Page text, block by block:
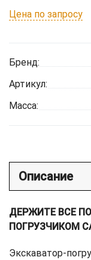
Цена по запросу
Бренд:
Артикул:
Масса:
Описание
ДЕРЖИТЕ ВСЕ
ПОГРУЗЧИКОМ
Экскаватор-